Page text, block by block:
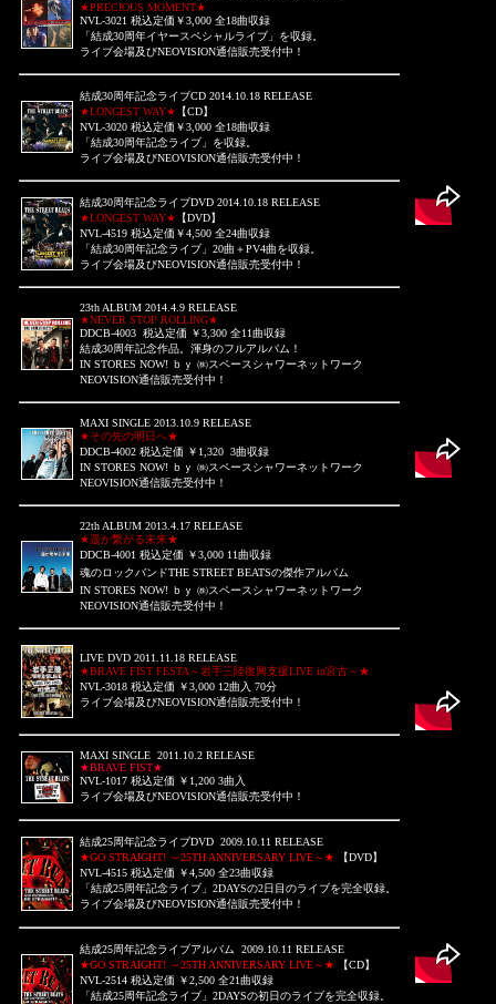
★PRECIOUS MOMENT★
NVL-3021 税込定価￥3,000 全18曲収録
「結成30周年イヤースペシャルライブ」を収録。
ライブ会場及びNEOVISION通信販売受付中！
結成30周年記念ライブCD 2014.10.18 RELEASE
★LONGEST WAY★ 【CD】
NVL-3020 税込定価￥3,000 全18曲収録
「結成30周年記念ライブ」を収録。
ライブ会場及びNEOVISION通信販売受付中！
結成30周年記念ライブDVD 2014.10.18 RELEASE
★LONGEST WAY★ 【DVD】
NVL-4519 税込定価￥4,500 全24曲収録
「結成30周年記念ライブ」20曲＋PV4曲を収録。
ライブ会場及びNEOVISION通信販売受付中！
23th ALBUM 2014.4.9 RELEASE
★NEVER STOP ROLLING★
DDCB-4003 税込定価 ￥3,300 全11曲収録
結成30周年記念作品。渾身のフルアルバム！
IN STORES NOW! ｂｙ ㈱スペースシャワーネットワーク
NEOVISION通信販売受付中！
MAXI SINGLE 2013.10.9 RELEASE
★その先の明日へ★
DDCB-4002 税込定価 ￥1,320 3曲収録
IN STORES NOW! ｂｙ ㈱スペースシャワーネットワーク
NEOVISION通信販売受付中！
22th ALBUM 2013.4.17 RELEASE
★遥か繋がる未来★
DDCB-4001 税込定価 ￥3,000 11曲収録
魂のロックバンドTHE STREET BEATSの傑作アルバム
IN STORES NOW! ｂｙ ㈱スペースシャワーネットワーク
NEOVISION通信販売受付中！
LIVE DVD 2011.11.18 RELEASE
★BRAVE FIST FESTA～岩手三陸復興支援LIVE in宮古～★
NVL-3018 税込定価 ￥3,000 12曲入 70分
ライブ会場及びNEOVISION通信販売受付中！
MAXI SINGLE 2011.10.2 RELEASE
★BRAVE FIST★
NVL-1017 税込定価 ￥1,200 3曲入
ライブ会場及びNEOVISION通信販売受付中！
結成25周年記念ライブDVD 2009.10.11 RELEASE
★GO STRAIGHT! ～25TH ANNIVERSARY LIVE～★ 【DVD】
NVL-4515 税込定価 ￥4,500 全23曲収録
「結成25周年記念ライブ」2DAYSの2日目のライブを完全収録。
ライブ会場及びNEOVISION通信販売受付中！
結成25周年記念ライブアルバム 2009.10.11 RELEASE
★GO STRAIGHT! ～25TH ANNIVERSARY LIVE～★ 【CD】
NVL-2514 税込定価 ￥2,500 全21曲収録
「結成25周年記念ライブ」2DAYSの初日のライブを完全収録。